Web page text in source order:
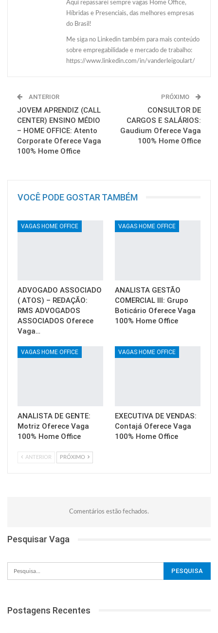
Aqui repassarei sempre vagas Home Office,
Híbridas e Presenciais, das melhores empresas
do Brasil!
Me siga no Linkedin também para mais conteúdo
sobre empregabilidade e mercado de trabalho:
https://www.linkedin.com/in/vanderleigoulart/
ANTERIOR
JOVEM APRENDIZ (CALL
CENTER) ENSINO MÉDIO
– HOME OFFICE: Atento
Corporate Oferece Vaga
100% Home Office
PRÓXIMO
CONSULTOR DE
CARGOS E SALÁRIOS:
Gaudium Oferece Vaga
100% Home Office
VOCÊ PODE GOSTAR TAMBÉM
VAGAS HOME OFFICE
ADVOGADO ASSOCIADO
( ATOS) – REDAÇÃO:
RMS ADVOGADOS
ASSOCIADOS Oferece
Vaga…
VAGAS HOME OFFICE
ANALISTA GESTÃO
COMERCIAL III: Grupo
Boticário Oferece Vaga
100% Home Office
VAGAS HOME OFFICE
ANALISTA DE GENTE:
Motriz Oferece Vaga
100% Home Office
VAGAS HOME OFFICE
EXECUTIVA DE VENDAS:
Contajá Oferece Vaga
100% Home Office
ANTERIOR PRÓXIMO
Comentários estão fechados.
Pesquisar Vaga
Postagens Recentes